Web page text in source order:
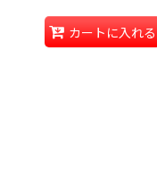
カートに入れる